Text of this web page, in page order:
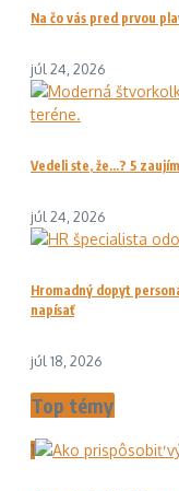
Na čo vás pred prvou
júl 24, 2026
Vedeli ste, že…? 5
júl 24, 2026
Hromadný dopyt
napísať
júl 18, 2026
Top témy
1